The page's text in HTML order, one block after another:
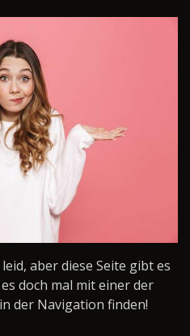
aber diese Seite gibt es
doch mal mit einer der
der Navigation finden!